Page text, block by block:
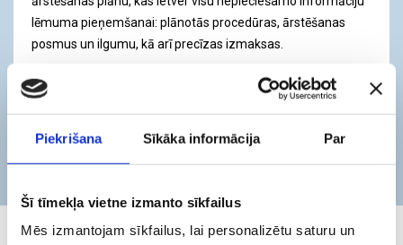
Piekrišana Sīkāka informācija Par
Šī tīmekļa vietne izmanto sīkfailus
Mēs izmantojam sīkfailus, lai personalizētu saturu un
lēmuma pieņemšanai: plānotās procedūras, ārstēšanas
posmus un ilgumu, kā arī precīzas izmaksas.
Раздельный платеж
Специальные